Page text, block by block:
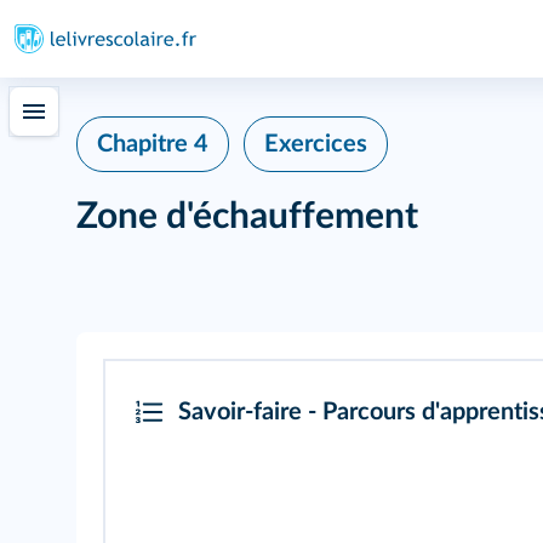
Chapitre 4 Exercices
Zone d'échauffement
Savoir-faire - Parcours